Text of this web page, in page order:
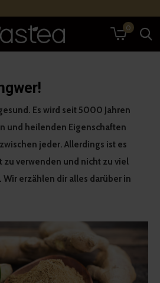
0
Es wird seit 5000 Jahren
und heilenden Eigenschaften
jeder. Allerdings ist es
zu verwenden und nicht zu viel
erzählen dir alles darüber in